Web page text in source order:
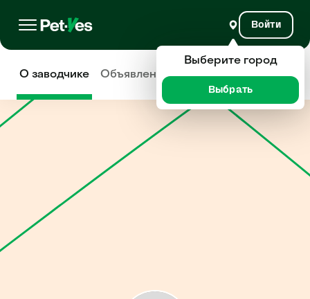
Войти
О заводчике Объявления Отзывы
Выберите город
Выбрать